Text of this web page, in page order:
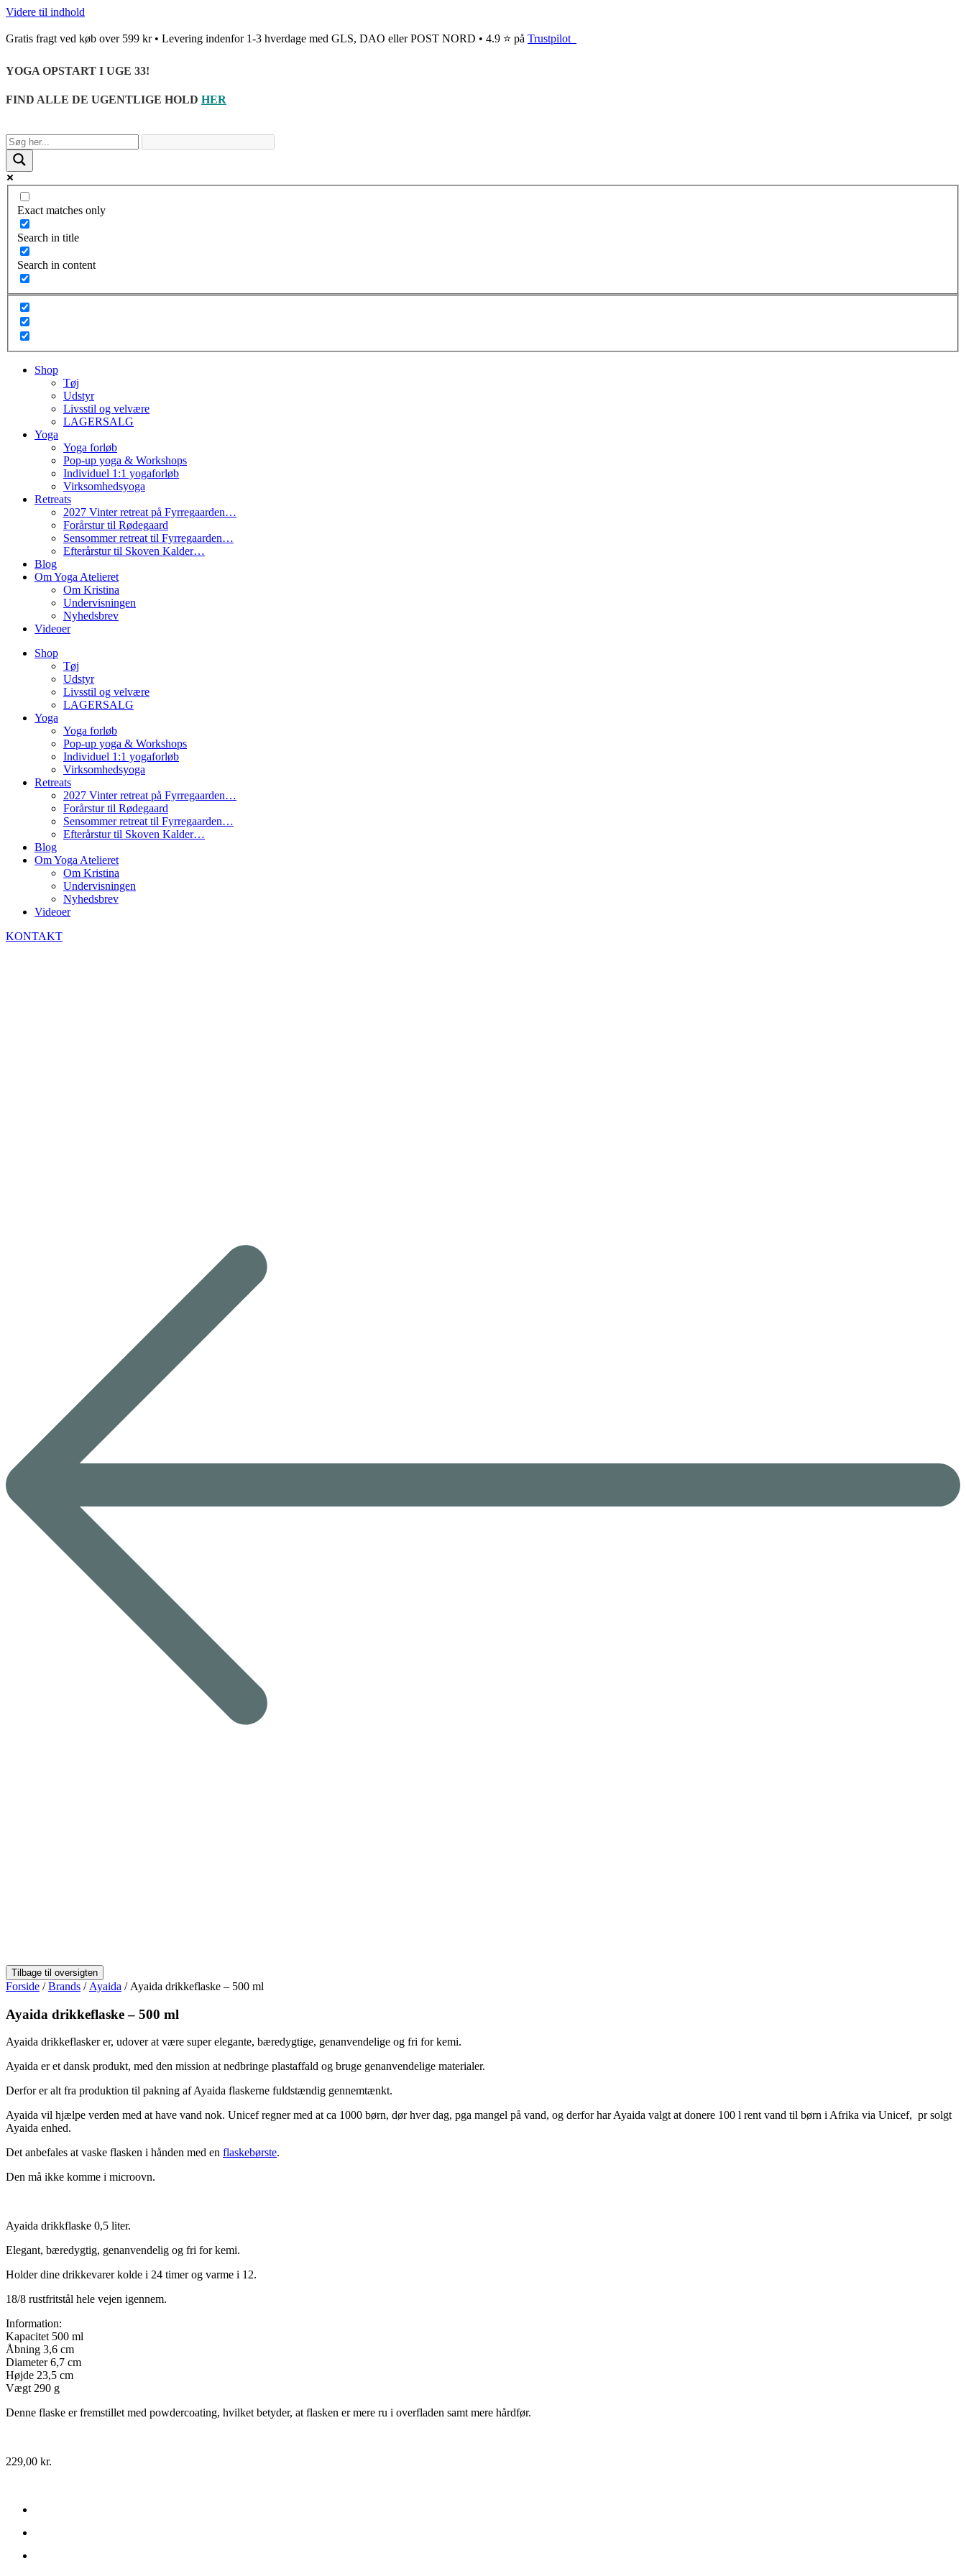
Videre til indhold
Gratis fragt ved køb over 599 kr • Levering indenfor 1-3 hverdage med GLS, DAO eller POST NORD • 4.9 ⭐ på Trustpilot
YOGA OPSTART I UGE 33!
FIND ALLE DE UGENTLIGE HOLD HER
Exact matches only
Search in title
Search in content
Shop
Tøj
Udstyr
Livsstil og velvære
LAGERSALG
Yoga
Yoga forløb
Pop-up yoga & Workshops
Individuel 1:1 yogaforløb
Virksomhedsyoga
Retreats
2027 Vinter retreat på Fyrregaarden…
Forårstur til Rødegaard
Sensommer retreat til Fyrregaarden…
Efterårstur til Skoven Kalder…
Blog
Om Yoga Atelieret
Om Kristina
Undervisningen
Nyhedsbrev
Videoer
Shop
Tøj
Udstyr
Livsstil og velvære
LAGERSALG
Yoga
Yoga forløb
Pop-up yoga & Workshops
Individuel 1:1 yogaforløb
Virksomhedsyoga
Retreats
2027 Vinter retreat på Fyrregaarden…
Forårstur til Rødegaard
Sensommer retreat til Fyrregaarden…
Efterårstur til Skoven Kalder…
Blog
Om Yoga Atelieret
Om Kristina
Undervisningen
Nyhedsbrev
Videoer
KONTAKT
Forside /Brands / Ayaida / Ayaida drikkeflaske – 500 ml
Ayaida drikkeflaske – 500 ml
Ayaida drikkeflasker er, udover at være super elegante, bæredygtige, genanvendelige og fri for kemi.
Ayaida er et dansk produkt, med den mission at nedbringe plastaffald og bruge genanvendelige materialer.
Derfor er alt fra produktion til pakning af Ayaida flaskerne fuldstændig gennemtænkt.
Ayaida vil hjælpe verden med at have vand nok. Unicef regner med at ca 1000 børn, dør hver dag, pga mangel på vand, og derfor har Ayaida valgt at donere 100 l rent vand til børn i Afrika via Unicef, pr solgt
Ayaida enhed.
Det anbefales at vaske flasken i hånden med en flaskebørste.
Den må ikke komme i microovn.
Ayaida drikkflaske 0,5 liter.
Elegant, bæredygtig, genanvendelig og fri for kemi.
Holder dine drikkevarer kolde i 24 timer og varme i 12.
18/8 rustfritstål hele vejen igennem.
Information:
Kapacitet 500 ml
Åbning 3,6 cm
Diameter 6,7 cm
Højde 23,5 cm
Vægt 290 g
Denne flaske er fremstillet med powdercoating, hvilket betyder, at flasken er mere ru i overfladen samt mere hårdfør.
229,00 kr.